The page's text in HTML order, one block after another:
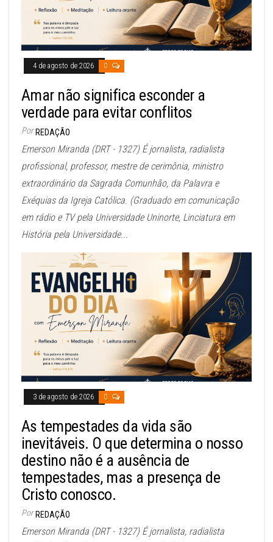
4 de agosto de 2026 0
Amar não significa esconder a
verdade para evitar conflitos
Por REDAÇÃO
Emerson Miranda (DRT - 1327) É jornalista, radialista
profissional, professor, mestre de cerimônia, ministro
extraordinário da Sagrada Comunhão, da Palavra e
Exéquias da Igreja Católica. (Graduado em comunicação
em rádio e TV pela Universidade Uninorte, Linciatura em
História pela Universidade...
3 de agosto de 2026 0
As tempestades da vida são
inevitáveis. O que determina o nosso
destino não é a ausência de
tempestades, mas a presença de
Cristo conosco.
Por REDAÇÃO
Emerson Miranda (DRT - 1327) É jornalista, radialista